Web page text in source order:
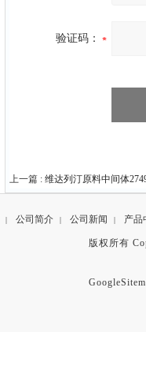
验证码：
上一篇 : 维达列汀原料中间体
| 公司简介 | 公司新闻 | 产品
版权所有